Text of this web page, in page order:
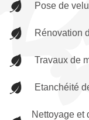
Pose de
Rénovation
Travaux de
Etanchéité
Nettoyage et